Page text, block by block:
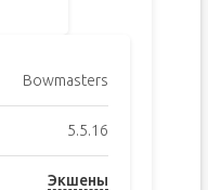
Bowmasters
5.5.16
Экшены